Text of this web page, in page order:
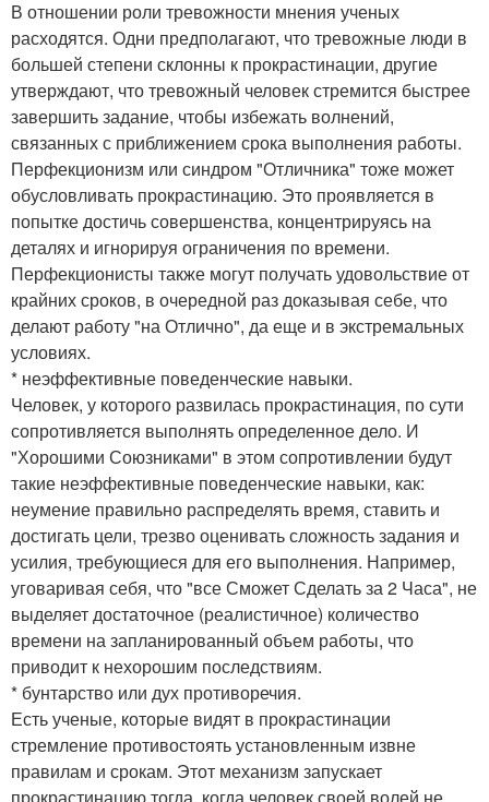
В отношении роли тревожности мнения ученых
расходятся. Одни предполагают, что тревожные люди в
большей степени склонны к прокрастинации, другие
утверждают, что тревожный человек стремится быстрее
завершить задание, чтобы избежать волнений,
связанных с приближением срока выполнения работы.
Перфекционизм или синдром "Отличника" тоже может
обусловливать прокрастинацию. Это проявляется в
попытке достичь совершенства, концентрируясь на
деталях и игнорируя ограничения по времени.
Перфекционисты также могут получать удовольствие от
крайних сроков, в очередной раз доказывая себе, что
делают работу "на Отлично", да еще и в экстремальных
условиях.
* неэффективные поведенческие навыки.
Человек, у которого развилась прокрастинация, по сути
сопротивляется выполнять определенное дело. И
"Хорошими Союзниками" в этом сопротивлении будут
такие неэффективные поведенческие навыки, как:
неумение правильно распределять время, ставить и
достигать цели, трезво оценивать сложность задания и
усилия, требующиеся для его выполнения. Например,
уговаривая себя, что "все Сможет Сделать за 2 Часа", не
выделяет достаточное (реалистичное) количество
времени на запланированный объем работы, что
приводит к нехорошим последствиям.
* бунтарство или дух противоречия.
Есть ученые, которые видят в прокрастинации
стремление противостоять установленным извне
правилам и срокам. Этот механизм запускает
прокрастинацию тогда, когда человек своей волей не